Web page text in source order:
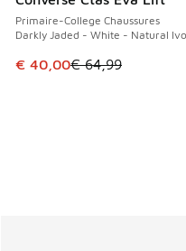
Primaire-College Chaussures
Darkly Jaded - White - Natural
Cet article est en
€ 40,00€ 64,99